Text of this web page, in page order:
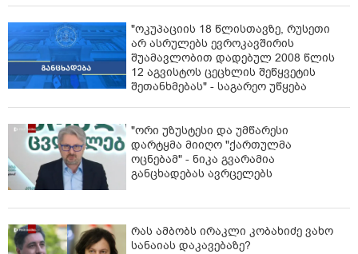
"ოკუპაციის 18 წლისთავზე, რუსეთი
არ ასრულებს ევროკავშირის
შუამავლობით დადებულ 2008 წლის
12 აგვისტოს ცეცხლის შეწყვეტის
შეთანხმებას" - საგარეო უწყება
"ორი უზუსტესი და უმწარესი
დარტყმა მიიღო "ქართულმა
ოცნებამ" - ნიკა გვარამია
განცხადებას ავრცელებს
რას ამბობს ირაკლი კობახიძე ვახო
სანაიას დაკავებაზე?